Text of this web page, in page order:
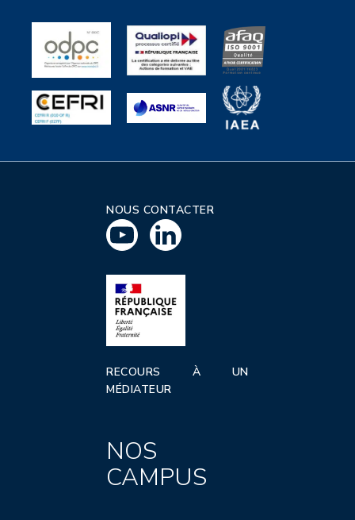
NOUS CONTACTER
RECOURS À UN
MÉDIATEUR
NOS
CAMPUS